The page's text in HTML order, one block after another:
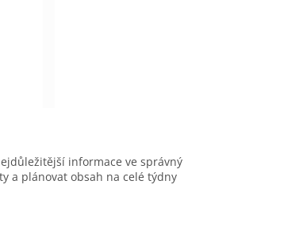
informace ve správný
a plánovat obsah na celé týdny